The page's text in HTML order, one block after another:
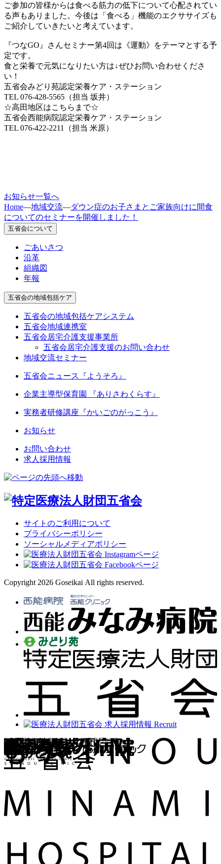
ご参加の皆様からは食べる筋力の低下について心配されてい
る声もありました。今後は「食べる」機能のエクササイズも
ご紹介していきたいと考えています。
『つなGO』さんセミナー第4回は《運動》をテーマとする予
定です。
食と栄養で元気になりたい方は↓ぜひお問い合わせくださ
い！
五省会みどり苑認定栄養ケア・ステーション
TEL 076-428-5565（担当 坂井）
☆高田地区はこちらまで☆
五省会西能病院認定栄養ケア・ステーション
TEL 076-422-2211（担当 米原）
お知らせ一覧へ
Home—地域交流—ダウン症のお子さまとご家族向けに間食
についてのセミナーを開催しました！
五省会について
ごあいさつ
沿革
組織図
年報
五省会の地域包括ケア
五省会の地域包括ケアシステム
五省会地域連携室
五省会居宅介護支援事業所
五省会居宅介護支援のお問い合わせ
地域交流セミナー
五省会ニュース『ようそろ』
企業主導型保育園 『ありさわくらす』
実務者研修講座 『かいごのがっこう』
お知らせ
お問い合わせ
求人採用情報
サイトのご利用について
プライバシーポリシー
ソーシャルメディアポリシー
Copyright 2026 Goseikai All rights reserved.